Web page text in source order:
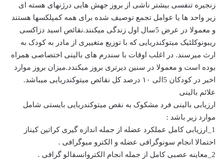
زنجیره تنفسی بیشتر ناشی از بروز جهش هایی درژنهای هسته ای
زیر واحد ها یا عوامل تجمع توصیف شده برای همه کمپلکسها هستند
و معمولا در عرض 5سال اول زندگی میکنند.نقائص اسید دزاکسی
ریبونوکلئیک میتوکندریایی که با توزیع متغییری از مادر به کودک به
ارث میرسند. در اغلب اوقات با سندرم های بالینی اختصاصی همراه
بوده است و معمولا در سنین دیرتری بروز میکندد.میزان بروز موارد
اخیر در کودکان 5الی ۱۰ درصد کل نقائص میتوکندریایی میباشد.
علائم بالینی
ارزیابی بالینی فرد مشکوک به نقص میتوکندریایی بایستی شامل
موارد زیر باشد :
1_ارزیابی کامل عملکرد عضله از جمله اندازه گیری کراتین کیناز
احتمالا انجام سونوگرافی عضله و الکترو میوگرافی .
2_معاینه عصبی کامل از جمله انجام الکتروانسفالو گرافی .